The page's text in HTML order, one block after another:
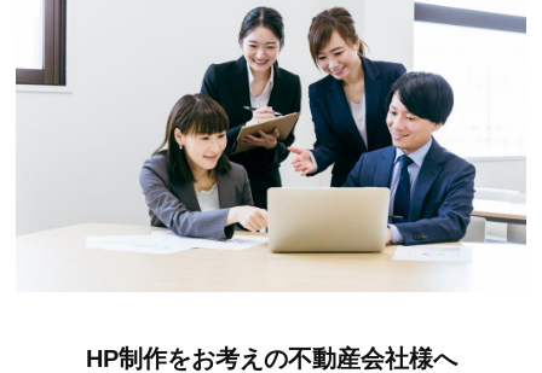
HP制作をお考えの不動産会社様へ